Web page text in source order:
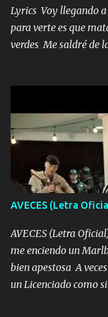
Lyrics Voy llegando
para verte es que
verdes Me saldré de
solo yo tendre el
para dar ya estando
copas van de más
Entre alcohol y
habitación ya no
tú mi mal moviendo
tan especial por eso
te acerque nadie
AVECES (Letra
AVECES (Letra
me enciendo un
bien apestosa A
un Licenciado como